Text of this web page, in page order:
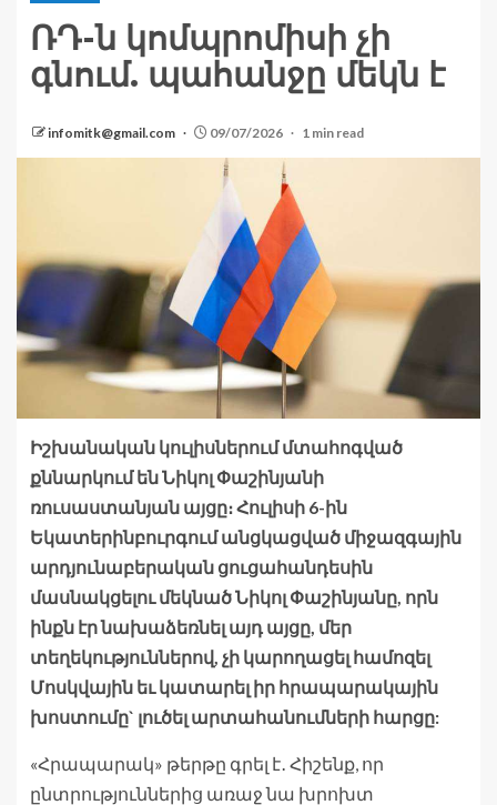
ՌԴ-ն կոմպրոմիսի չի
գնում. պահանջը մեկն է
infomitk@gmail.com 09/07/2026 1 min read
Իշխանական կուլիսներում մտահոգված
քննարկում են Նիկոլ Փաշինյանի
ռուսաստանյան այցը։ Հուլիսի 6-ին
Եկատերինբուրգում անցկացված միջազգային
արդյունաբերական ցուցահանդեսին
մասնակցելու մեկնած Նիկոլ Փաշինյանը, որն
ինքն էր նախաձեռնել այդ այցը, մեր
տեղեկություններով, չի կարողացել համոզել
Մոսկվային եւ կատարել իր հրապարակային
խոստումը` լուծել արտահանումների հարցը:
«Հրապարակ» թերթը գրել է․ Հիշենք, որ
ընտրություններից առաջ նա խրոխտ